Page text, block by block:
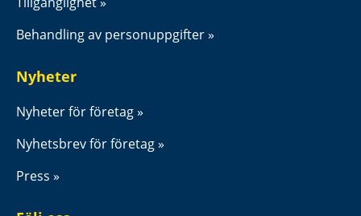
Behandling av personuppgifter
Nyheter
Nyheter för företag
Nyhetsbrev för företag
Press